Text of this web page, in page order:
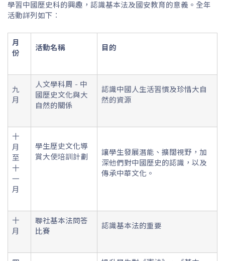
學習中國歷史科的興趣，認識基本法及國安教育的意義。全年
活動詳列如下︰
月
份
活動名稱 目的
九
月
人文學科周 - 中
國歷史文化與大
自然的關係
認識中國人生活習慣及珍惜大自
然的資源
十
月
至
十
一
月
學生歷史文化導
賞大使培訓計劃
讓學生發展潛能、擴闊視野，加
深他們對中國歷史的認識，以及
傳承中華文化。
十
月
聯社基本法問答
比賽
認識基本法的重要